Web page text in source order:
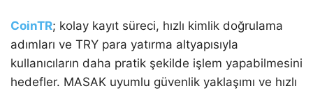
CoinTR; kolay kayıt süreci, hızlı kimlik doğrulama
adımları ve TRY para yatırma altyapısıyla
kullanıcıların daha pratik şekilde işlem yapabilmesini
hedefler. MASAK uyumlu güvenlik yaklaşımı ve hızlı